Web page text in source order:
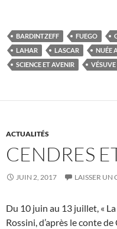
BARDINTZEFF FUEGO
LAHAR
LASCAR NUÉE
SCIENCE ET AVENIR
VÉSUVE
ACTUALITÉS
CENDRES
JUIN 2, 2017 LAISSER UN
Du 10 juin au 13 juillet, «
Rossini, d’après le conte